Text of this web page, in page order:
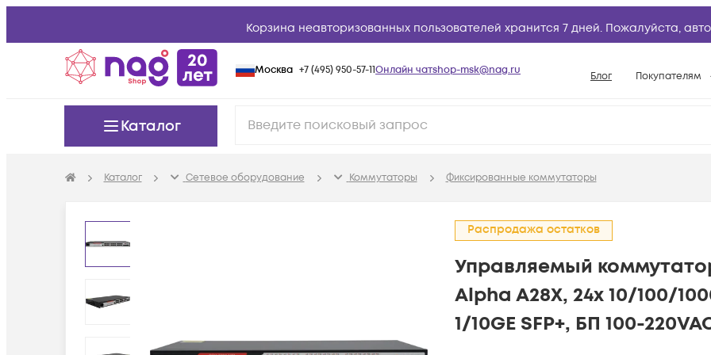
Корзина неавторизованных пользователей хранится 7 дней. Пожалуйста,
Москва +7 (495) 950-57-11Онлайн чатshop-msk@nag.ru Блог Покупателям
Вопросы и
База знаний
Каталог
Каталог Сетевое оборудование Коммутаторы Фиксированные коммутаторы
Распродажа остатков
Управляемый
Alpha A28X, 24x 10/100/
1/10GE SFP+, БП 100-